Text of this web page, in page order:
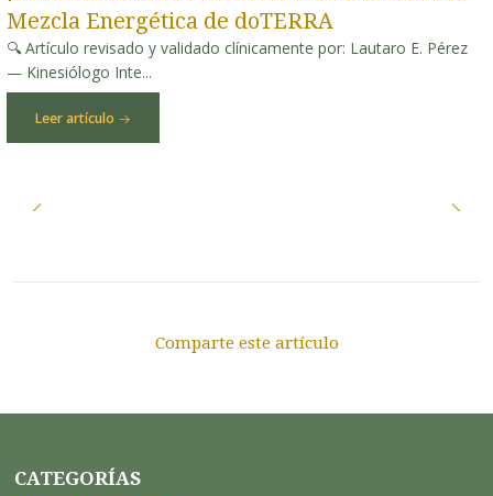
Mezcla Energética de doTERRA
🔍 Artículo revisado y validado clínicamente por: Lautaro E. Pérez
— Kinesiólogo Inte...
Leer artículo
Comparte este artículo
CATEGORÍAS